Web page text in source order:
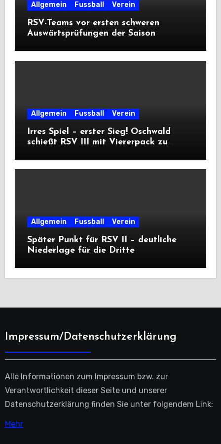
Allgemein Fussball Verein
RSV-Teams vor ersten schweren
Auswärtsprüfungen der Saison
Allgemein Fussball Verein
Irres Spiel – erster Sieg! Oschwald
schießt RSV III mit Viererpack zu
Allgemein Fussball Verein
Später Punkt für RSV II – deutliche
Niederlage für die Dritte
Impressum/Datenschutzerklärung
Alle Informationen zum Impressum bzw. zur
Verantwortlichkeit dieser Seite und unserer
Datenschutzerklärung finden Sie unter folgendem Link:
Mehr